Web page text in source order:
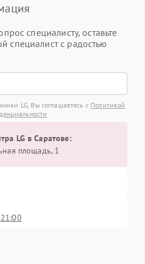
специалисту, оставьте
специалист с радостью
LG, Вы соглашаетесь с Политикой
LG в Саратове:
площадь, 1